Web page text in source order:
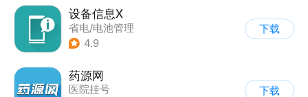
设备信息X
省电/电池管理
4.9
下载
药源网
医院挂号
下载